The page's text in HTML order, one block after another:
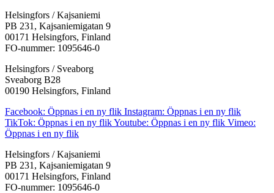
Helsingfors / Kajsaniemi
PB 231, Kajsaniemigatan 9
00171 Helsingfors, Finland
FO-nummer: 1095646-0
Helsingfors / Sveaborg
Sveaborg B28
00190 Helsingfors, Finland
Facebook: Öppnas i en ny flik Instagram: Öppnas i en ny flik
TikTok: Öppnas i en ny flikYoutube: Öppnas i en ny flik Vimeo:
Öppnas i en ny flik
Helsingfors / Kajsaniemi
PB 231, Kajsaniemigatan 9
00171 Helsingfors, Finland
FO-nummer: 1095646-0